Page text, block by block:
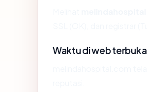
Waktu di web terbuka